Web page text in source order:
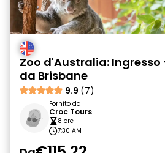
Zoo d'Australia:
da Brisbane
9.9 (7)
Fornito da
Croc Tours
8 ore
7:30 AM